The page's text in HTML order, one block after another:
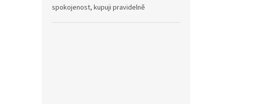
spokojenost, kupuji pravidelně